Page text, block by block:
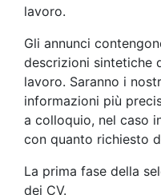
lavoro.
Gli annunci
descrizioni sintetiche
lavoro. Saranno i
informazioni più
a colloquio, nel caso
con quanto richiesto
La prima fase della
dei CV.